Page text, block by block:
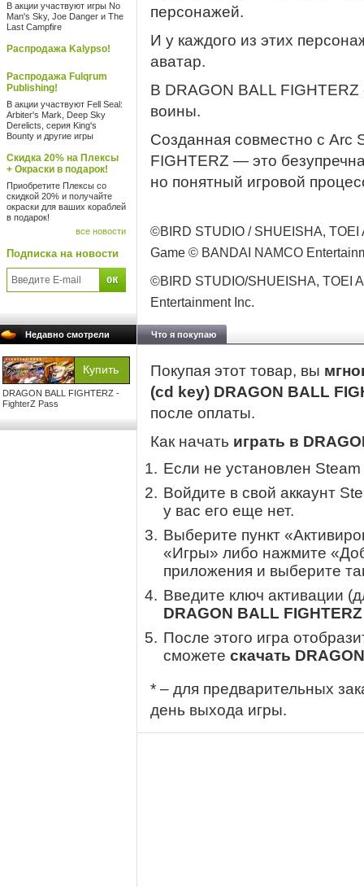
В акции участвуют игры No
Man's Sky, Joe Danger и The
Last Campfire
Распродажа Kalypso!
Распродажа Fulqrum
Publishing!
В акции участвуют Fell Seal:
Arbiter's Mark, Deep Sky
Derelicts, серия King's
Bounty и другие игры
Скидка 20% на Плексы
+ Окраски в подарок!
Приобретите Плексы со
скидкой 20% и получайте
окраски для ваших кораблей
в подарок!
все новости
Подписка на новости
Недавно смотрели
DRAGON BALL FIGHTERZ -
FighterZ Pass
персонажей.
И у каждого из этих
аватар.
В DRAGON BALL
воины.
Созданная совместно с Arc
FIGHTERZ — это
но понятный игровой
©BIRD STUDIO / SHUEISHA, TOEI
Game © BANDAI NAMCO
©BIRD STUDIO/SHUEISHA, TOEI
Entertainment Inc.
Что я покупаю
Покупая этот товар, вы
(cd key) DRAGON BALL
после оплаты.
Как начать играть в
Если не установлен
Войдите в свой аккаунт
у вас его еще нет.
Выберите пункт
«Игры» либо нажмите
приложения и выберите
Введите ключ активации
DRAGON BALL
После этого игра
сможете скачать
* – для предварительных
день выхода игры.